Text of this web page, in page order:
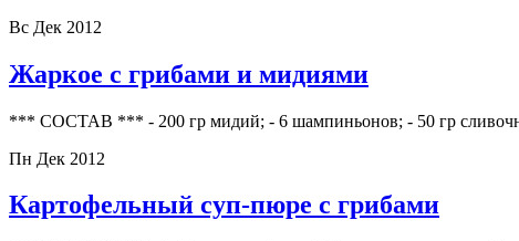
Вс Дек 2012
Жаркое с грибами и мидиями
*** СОСТАВ *** - 200 гр мидий; - 6 шампиньонов; - 50 гр
Пн Дек 2012
Картофельный суп-пюре с грибами